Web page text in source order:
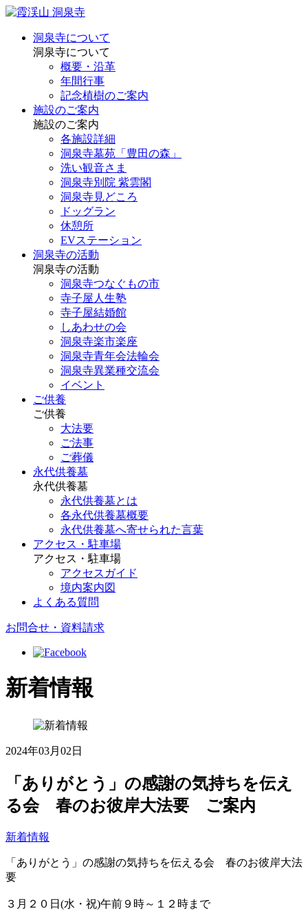
洞泉寺について
洞泉寺について
概要・沿革
年間行事
記念植樹のご案内
施設のご案内
施設のご案内
各施設詳細
洞泉寺墓苑「豊田の森」
洗い観音さま
洞泉寺別院 紫雲閣
洞泉寺見どころ
ドッグラン
休憩所
EVステーション
洞泉寺の活動
洞泉寺の活動
洞泉寺つなぐもの市
寺子屋人生塾
寺子屋結婚館
しあわせの会
洞泉寺楽市楽座
洞泉寺青年会法輪会
洞泉寺異業種交流会
イベント
ご供養
ご供養
大法要
ご法事
ご葬儀
永代供養墓
永代供養墓
永代供養墓とは
各永代供養墓概要
永代供養墓へ寄せられた言葉
アクセス・駐車場
アクセス・駐車場
アクセスガイド
境内案内図
よくある質問
お問合せ・資料請求
新着情報
2024年03月02日
「ありがとう」の感謝の気持ちを伝え
る会 春のお彼岸大法要 ご案内
新着情報
「ありがとう」の感謝の気持ちを伝える会 春のお彼岸大法
要
３月２０日(水・祝)午前９時～１２時まで